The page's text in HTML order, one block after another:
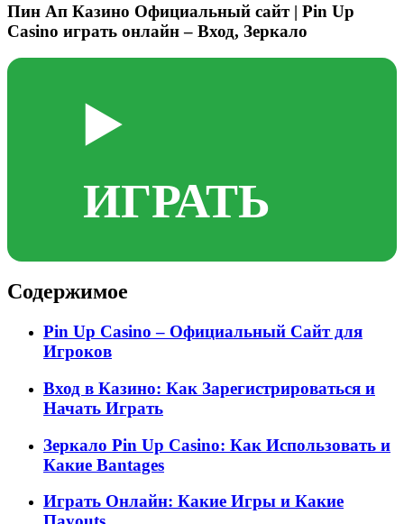
Пин Ап Казино Официальный сайт | Pin Up
Casino играть онлайн – Вход, Зеркало
▶️
ИГРАТЬ
Содержимое
Pin Up Casino – Официальный Сайт для
Игроков
Вход в Казино: Как Зарегистрироваться и
Начать Играть
Зеркало Pin Up Casino: Как Использовать и
Какие Вantages
Играть Онлайн: Какие Игры и Какие